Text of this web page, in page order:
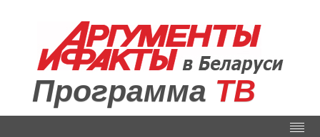
Программа ТВ